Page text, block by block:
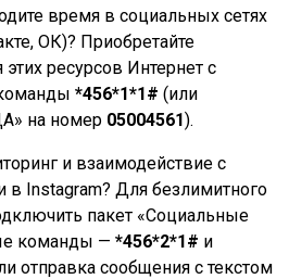
время в социальных сетях
ОК)? Приобретайте
ресурсов Интернет с
*456*1*1# (или
на номер 05004561).
и взаимодействие с
Instagram? Для безлимитного
пакет «Социальные
команды —*456*2*1# и
отправка сообщения с текстом